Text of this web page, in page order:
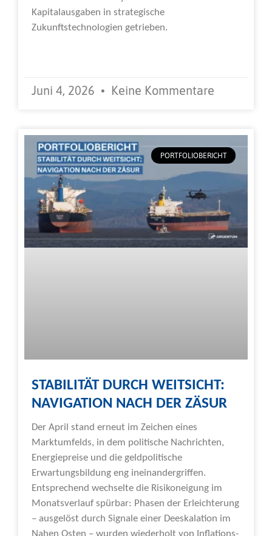
Kapitalausgaben in strategische
Zukunftstechnologien getrieben.
Juni 4, 2026 Keine Kommentare
PORTFOLIOBERICHT
STABILITÄT DURCH WEITSICHT:
NAVIGATION NACH DER ZÄSUR
Der April stand erneut im Zeichen eines
Marktumfelds, in dem politische Nachrichten,
Energiepreise und die geldpolitische
Erwartungsbildung eng ineinandergriffen.
Entsprechend wechselte die Risikoneigung im
Monatsverlauf spürbar: Phasen der Erleichterung
– ausgelöst durch Signale einer Deeskalation im
Nahen Osten – wurden wiederholt von Inflations-